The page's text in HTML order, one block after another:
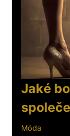
Jaké
Móda